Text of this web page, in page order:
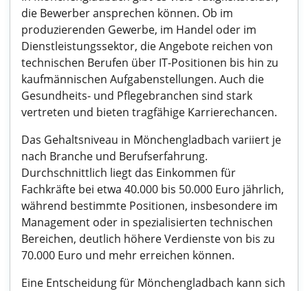
die Bewerber ansprechen können. Ob im
produzierenden Gewerbe, im Handel oder im
Dienstleistungssektor, die Angebote reichen von
technischen Berufen über IT-Positionen bis hin zu
kaufmännischen Aufgabenstellungen. Auch die
Gesundheits- und Pflegebranchen sind stark
vertreten und bieten tragfähige Karrierechancen.
Das Gehaltsniveau in Mönchengladbach variiert je
nach Branche und Berufserfahrung.
Durchschnittlich liegt das Einkommen für
Fachkräfte bei etwa 40.000 bis 50.000 Euro jährlich,
während bestimmte Positionen, insbesondere im
Management oder in spezialisierten technischen
Bereichen, deutlich höhere Verdienste von bis zu
70.000 Euro und mehr erreichen können.
Eine Entscheidung für Mönchengladbach kann sich